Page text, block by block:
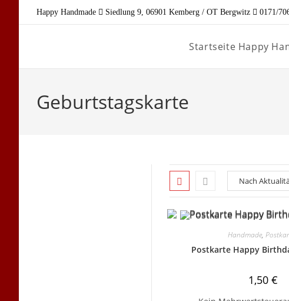
Inhalt
Happy Handmade Siedlung 9, 06901 Kemberg / OT Bergwitz 0171/
Startseite Happy
Geburtstagskarte
Handmade,
Postkarte Happy
1,50€